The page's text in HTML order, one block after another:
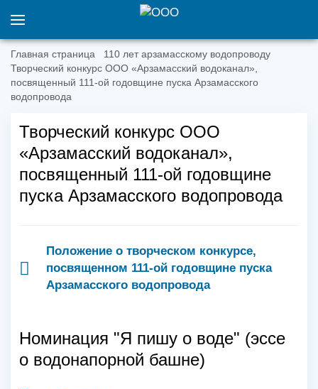
Главная страница
110 лет арзамасскому водопроводу
Творческий конкурс ООО «Арзамасский водоканал»,
посвященный 111-ой годовщине пуска Арзамасского
водопровода
Творческий конкурс ООО
«Арзамасский водоканал»,
посвященный 111-ой годовщине
пуска Арзамасского водопровода
Положение о творческом конкурсе,
посвященном 111-ой годовщине пуска
Арзамасского водопровода
Номинация "Я пишу о воде" (эссе
о водонапорной башне)